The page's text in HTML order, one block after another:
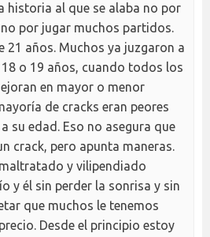
historia al que se alaba no por
por jugar muchos partidos.
21 años. Muchos ya juzgaron a
o 19 años, cuando todos los
en mayor o menor
de cracks eran peores
su edad. Eso no asegura que
crack, pero apunta maneras.
y vilipendiado
y él sin perder la sonrisa y sin
que muchos le tenemos
Desde el principio estoy